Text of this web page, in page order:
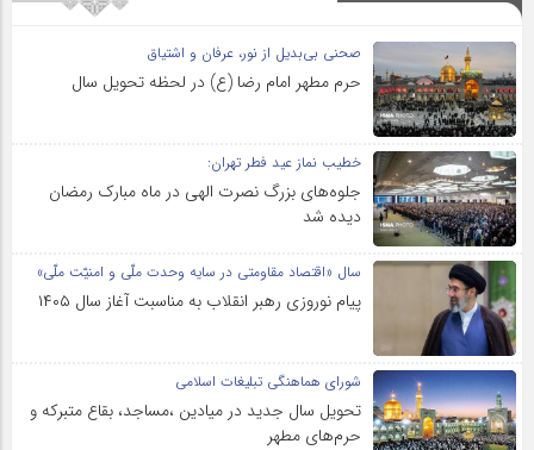
صحنی بی‌بدیل از نور، عرفان و اشتیاق
حرم مطهر امام رضا (ع) در لحظه تحویل سال
خطیب نماز عید فطر تهران:
جلوه‌های بزرگ نصرت الهی در ماه مبارک رمضان
دیده شد
سال «اقتصاد مقاومتی در سایه وحدت ملّی و امنیّت ملّی»
پیام نوروزی رهبر انقلاب به مناسبت آغاز سال ۱۴۰۵
شورای هماهنگی تبلیغات اسلامی
تحویل سال‌ جدید در میادین ،مساجد، بقاع متبرکه‌ و
حرم‌های‌ مطهر